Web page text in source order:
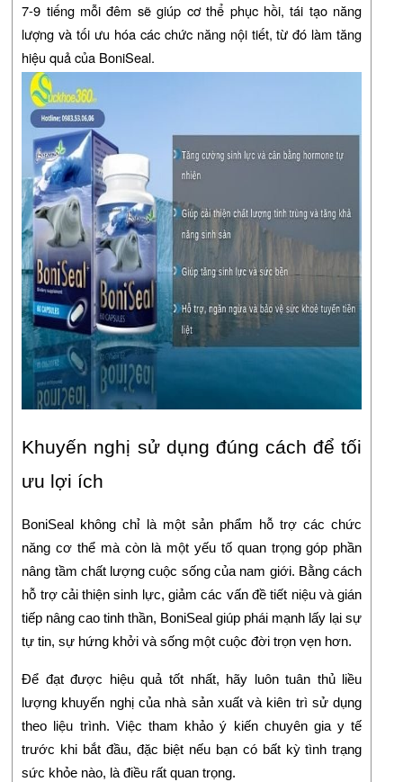
7-9 tiếng mỗi đêm sẽ giúp cơ thể phục hồi, tái tạo năng
lượng và tối ưu hóa các chức năng nội tiết, từ đó làm tăng
hiệu quả của BoniSeal.
Khuyến nghị sử dụng đúng cách để tối
ưu lợi ích
BoniSeal không chỉ là một sản phẩm hỗ trợ các chức
năng cơ thể mà còn là một yếu tố quan trọng góp phần
nâng tầm chất lượng cuộc sống của nam giới. Bằng cách
hỗ trợ cải thiện sinh lực, giảm các vấn đề tiết niệu và gián
tiếp nâng cao tinh thần, BoniSeal giúp phái mạnh lấy lại sự
tự tin, sự hứng khởi và sống một cuộc đời trọn vẹn hơn.
Để đạt được hiệu quả tốt nhất, hãy luôn tuân thủ liều
lượng khuyến nghị của nhà sản xuất và kiên trì sử dụng
theo liệu trình. Việc tham khảo ý kiến chuyên gia y tế
trước khi bắt đầu, đặc biệt nếu bạn có bất kỳ tình trạng
sức khỏe nào, là điều rất quan trọng.